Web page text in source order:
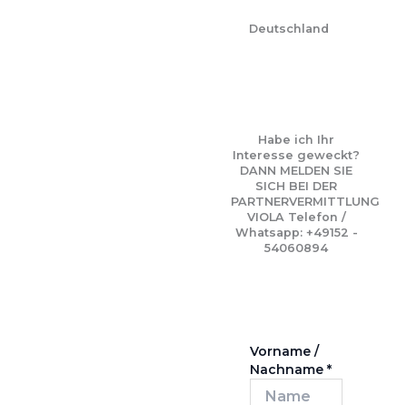
Deutschland
Habe ich Ihr
Interesse geweckt?
DANN MELDEN SIE
SICH BEI DER
PARTNERVERMITTLUNG
VIOLA Telefon /
Whatsapp: +49152 -
54060894
Vorname /
Nachname *